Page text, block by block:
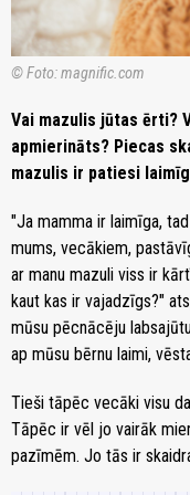
© Foto: magnific.com
Vai mazulis jūtas ērti?
apmierināts? Piecas
mazulis ir patiesi
"Ja mamma ir laimīga,
mums, vecākiem,
ar manu mazuli viss ir
kaut kas ir vajadzīgs?"
mūsu pēcnācēju
ap mūsu bērnu laimi,
Tieši tāpēc vecāki visu
Tāpēc ir vēl jo vairāk
pazīmēm. Jo tās ir